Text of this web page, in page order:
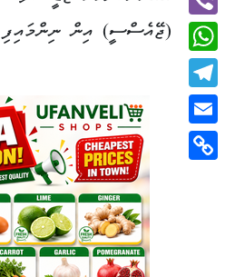
Viber
Telegram
(ޖޭއެސްސީ) އިން ނިންމައިފި